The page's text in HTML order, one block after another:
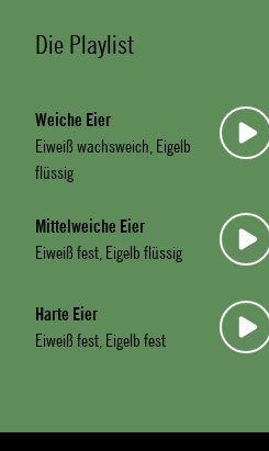
Die Playlist
Weiche Eier
Eiweiß wachsweich, Eigelb
flüssig
Mittelweiche Eier
Eiweiß fest, Eigelb flüssig
Harte Eier
Eiweiß fest, Eigelb fest